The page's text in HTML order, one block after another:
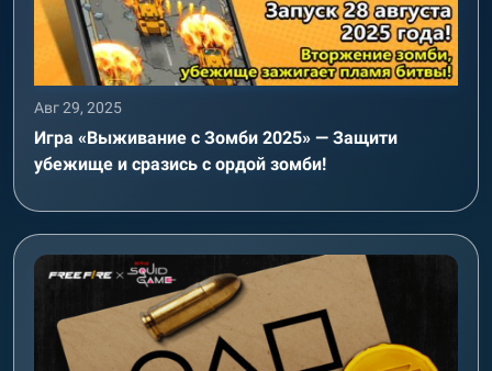
Авг 29, 2025
Игра «Выживание с Зомби 2025» — Защити
убежище и сразись с ордой зомби!